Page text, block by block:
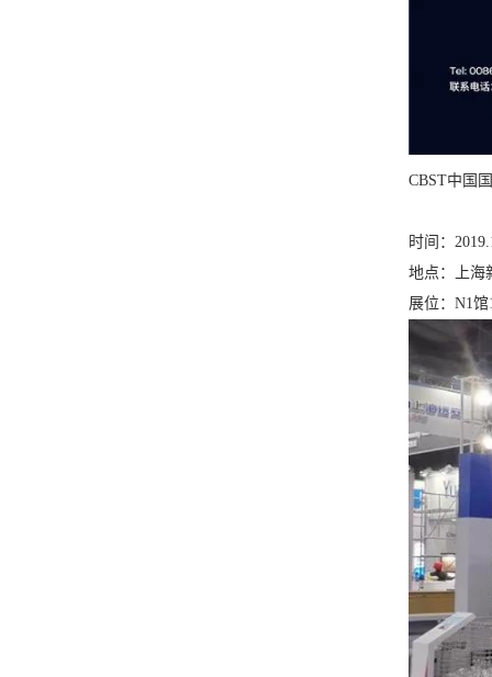
CBST中国
时间：
地点：上海
展位：N1馆